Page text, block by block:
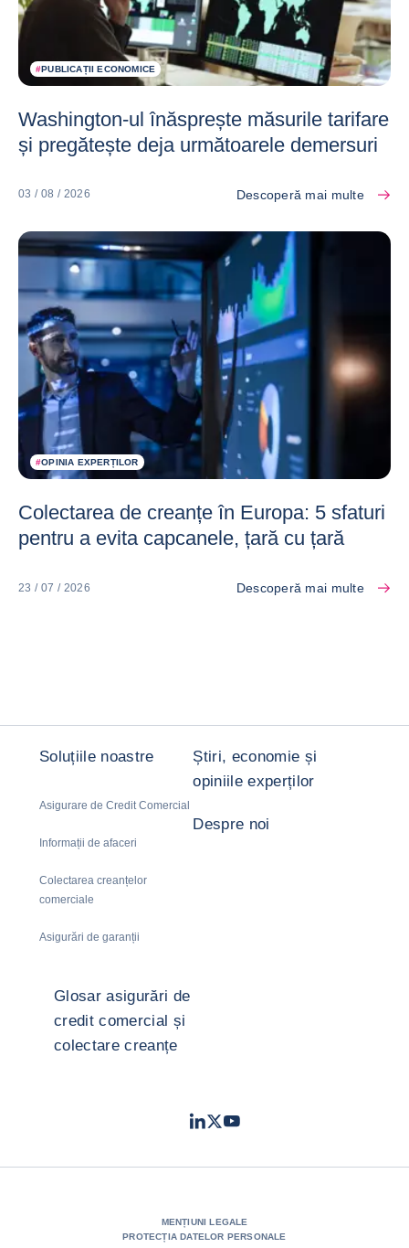
#PUBLICAȚII ECONOMICE
Washington-ul înăsprește măsurile tarifare
și pregătește deja următoarele demersuri
03 / 08 / 2026 Descoperă mai multe
#OPINIA EXPERȚILOR
Colectarea de creanțe în Europa: 5 sfaturi
pentru a evita capcanele, țară cu țară
23 / 07 / 2026 Descoperă mai multe
Soluțiile noastre
Asigurare de Credit Comercial
Informații de afaceri
Colectarea creanțelor
comerciale
Asigurări de garanții
Știri, economie și
opiniile experților
Despre noi
Glosar asigurări de
credit comercial și
colectare creanțe
LinkedIn
TwitterYoutube
MENȚIUNI LEGALE
PROTECȚIA DATELOR PERSONALE